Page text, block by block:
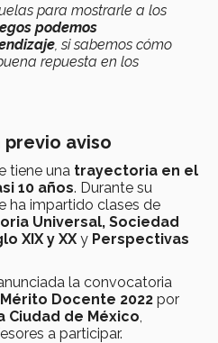
para mostrarle a los
podemos
, si sabemos cómo
repuesta en los
previo aviso
tiene una trayectoria en el
10 años. Durante su
ha impartido clases de
Universal, Sociedad
XIX y XXy Perspectivas
la convocatoria
Docente 2022 por
Ciudad de México,
a participar.